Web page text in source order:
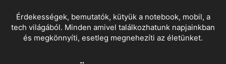
Érdekességek, bemutatók, kütyük a notebook, mobil, a
tech világából. Minden amivel találkozhatunk napjainkban
és megkönnyíti, esetleg megnehezíti az életünket.